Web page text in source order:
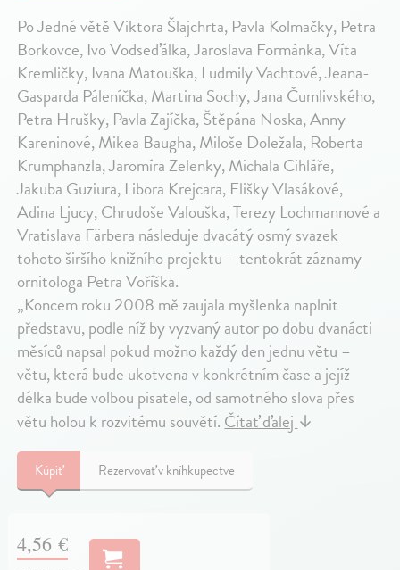
Po Jedné větě Viktora Šlajchrta, Pavla Kolmačky, Petra
Borkovce, Ivo Vodseďálka, Jaroslava Formánka, Víta
Kremličky, Ivana Matouška, Ludmily Vachtové, Jeana-
Gasparda Páleníčka, Martina Sochy, Jana Čumlivského,
Petra Hrušky, Pavla Zajíčka, Štěpána Noska, Anny
Kareninové, Mikea Baugha, Miloše Doležala, Roberta
Krumphanzla, Jaromíra Zelenky, Michala Cihláře,
Jakuba Guziura, Libora Krejcara, Elišky Vlasákové,
Adina Ljucy, Chrudoše Valouška, Terezy Lochmannové a
Vratislava Färbera následuje dvacátý osmý svazek
tohoto širšího knižního projektu – tentokrát záznamy
ornitologa Petra Voříška.
„Koncem roku 2008 mě zaujala myšlenka naplnit
představu, podle níž by vyzvaný autor po dobu dvanácti
měsíců napsal pokud možno každý den jednu větu –
větu, která bude ukotvena v konkrétním čase a jejíž
délka bude volbou pisatele, od samotného slova přes
větu holou k rozvitému souvětí.Čítať ďalej↓
Kúpiť Rezervovať v kníhkupectve
4,56 €